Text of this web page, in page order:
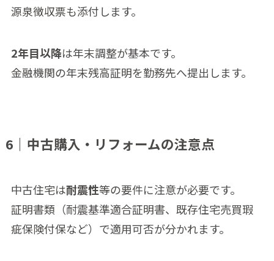
源泉徴収票も添付します。
2年目以降は年末調整が基本です。
金融機関の年末残高証明を勤務先へ提出します。
6｜中古購入・リフォームの注意点
中古住宅は耐震性等の要件に注意が必要です。
証明書類（耐震基準適合証明書、既存住宅売買瑕
疵保険付保など）で適用可否が分かれます。